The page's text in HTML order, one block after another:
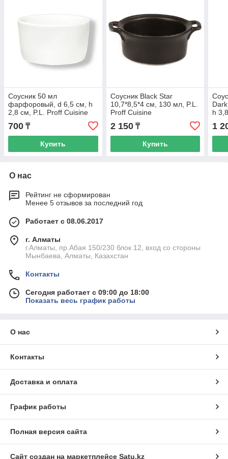
Соусник 50 мл
фарфоровый, d 6,5 см, h
2,8 см, P.L. Proff Cuisine
700 ₸
Купить
Соусник Black Star
10,7*8,5*4 см, 130 мл, P.L.
Proff Cuisine
2 150₸
Купить
h
1
О нас
Рейтинг не сформирован
Менее 5 отзывов за последний год
Работает с 08.06.2017
г. Алматы
г.Алматы, пр.Абая 150/230 блок 12, вход со стороны
Мынбаева, Алматы, Казахстан
Контакты
Сегодня работает с 09:00 до 18:00
Показать весь график работы
О нас
Контакты
Доставка и оплата
График работы
Полная версия сайта
Сайт создан на маркетплейсе Satu.kz